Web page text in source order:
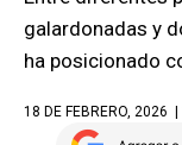
galardonadas y
ha posicionado
18 DE FEBRERO, 2026